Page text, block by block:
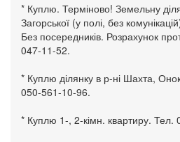
* Куплю. Терміново! Земельну
Загорської (у полі, без
Без посередників. Розрахунок
047-11-52.
* Куплю ділянку в р-ні Шахта,
050-561-10-96.
* Куплю 1-, 2-кімн. квартиру. Тел.